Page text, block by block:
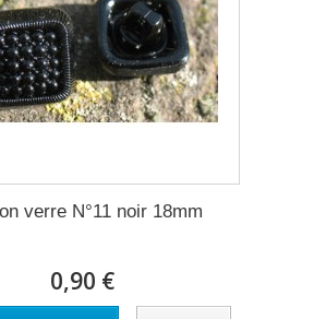
verre N°11 noir 18mm
0,90 €